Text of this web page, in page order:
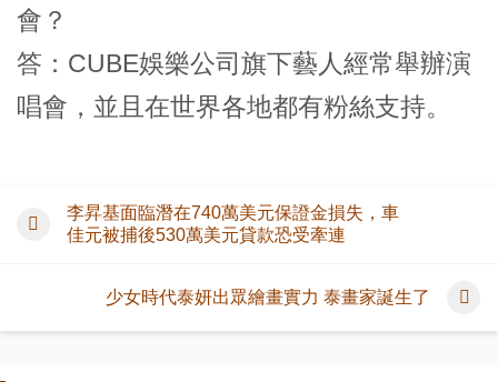
會？
答：CUBE娛樂公司旗下藝人經常舉辦演
唱會，並且在世界各地都有粉絲支持。
李昇基面臨潛在740萬美元保證金損失，車
佳元被捕後530萬美元貸款恐受牽連
少女時代泰妍出眾繪畫實力 泰畫家誕生了